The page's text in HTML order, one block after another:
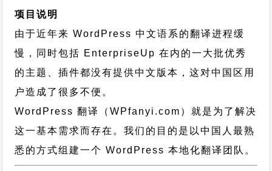
项目说明
由于近年来 WordPress 中文语系的翻译进程缓
慢，同时包括 EnterpriseUp 在内的一大批优秀
的主题、插件都没有提供中文版本，这对中国区用
户造成了很多不便。
WordPress 翻译（WPfanyi.com） 就是为了解决
这一基本需求而存在。我们的目的是以中国人最熟
悉的方式组建一个 WordPress 本地化翻译团队。